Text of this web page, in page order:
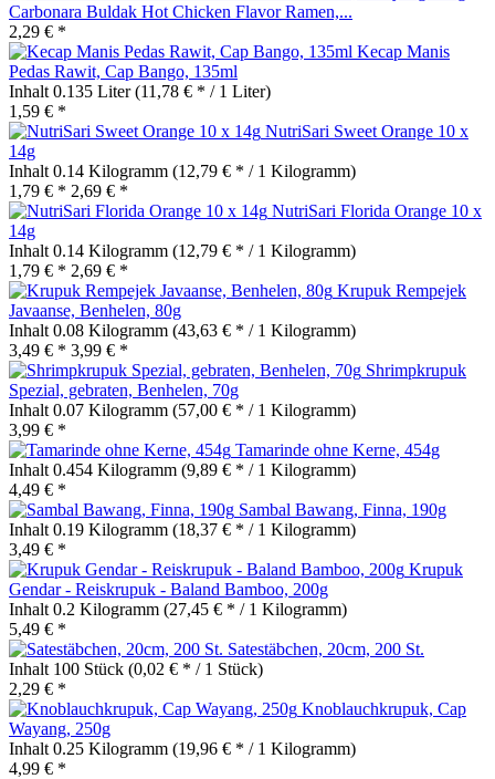
Carbonara Buldak Hot Chicken Flavor Ramen,...
2,29 € *
Kecap Manis
Pedas Rawit, Cap Bango, 135ml
Inhalt 0.135 Liter(11,78 € * / 1 Liter)
1,59 € *
NutriSari Sweet Orange 10 x
14g
Inhalt 0.14 Kilogramm (12,79 € * / 1 Kilogramm)
1,79 € * 2,69 € *
NutriSari Florida Orange 10 x
14g
Inhalt 0.14 Kilogramm (12,79 € * / 1 Kilogramm)
1,79 € * 2,69 € *
Krupuk Rempejek
Javaanse, Benhelen, 80g
Inhalt 0.08 Kilogramm (43,63 € * / 1 Kilogramm)
3,49 € * 3,99 € *
Shrimpkrupuk
Spezial, gebraten, Benhelen, 70g
Inhalt 0.07 Kilogramm (57,00 € * / 1 Kilogramm)
3,99 € *
Tamarinde ohne Kerne, 454g
Inhalt 0.454 Kilogramm (9,89 € * / 1 Kilogramm)
4,49 € *
Sambal Bawang, Finna, 190g
Inhalt 0.19 Kilogramm (18,37 € * / 1 Kilogramm)
3,49 € *
Krupuk
Gendar - Reiskrupuk - Baland Bamboo, 200g
Inhalt 0.2 Kilogramm (27,45 € * / 1 Kilogramm)
5,49 € *
Satestäbchen, 20cm, 200 St.
Inhalt 100 Stück (0,02 € * / 1 Stück)
2,29 € *
Knoblauchkrupuk, Cap
Wayang, 250g
Inhalt 0.25 Kilogramm (19,96 € * / 1 Kilogramm)
4,99 € *